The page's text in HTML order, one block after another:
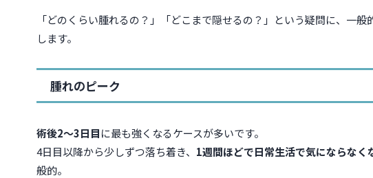
「どのくらい腫れるの？」「どこまで隠せるの？」という疑問に、一
します。
腫れのピーク
術後2〜3日目に最も強くなるケースが多いです。
4日目以降から少しずつ落ち着き、 1週間ほどで日常生活で気にならなく
般的。